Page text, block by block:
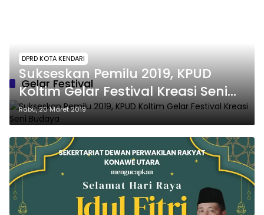
Gelar Festival
DPRD KOTA KENDARI
Sukseskan Pemilu 2019, KPUD
Koltim Gelar Festival Kreasi Seni
Budaya
Rabu, 20 Maret 2019